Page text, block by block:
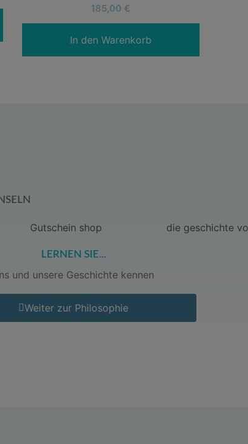
185,00 €
In den Warenkorb
LERNEN SIE...
und unsere Geschichte kennen
Weiter zur Philosophie